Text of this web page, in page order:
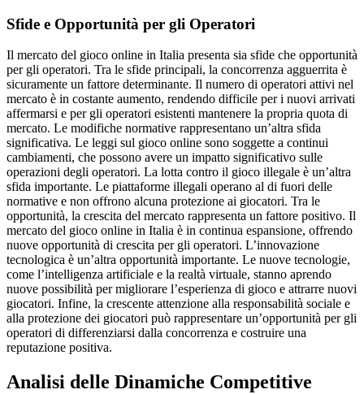
Sfide e Opportunità per gli Operatori
Il mercato del gioco online in Italia presenta sia sfide che opportunità
per gli operatori. Tra le sfide principali, la concorrenza agguerrita è
sicuramente un fattore determinante. Il numero di operatori attivi nel
mercato è in costante aumento, rendendo difficile per i nuovi arrivati
affermarsi e per gli operatori esistenti mantenere la propria quota di
mercato. Le modifiche normative rappresentano un’altra sfida
significativa. Le leggi sul gioco online sono soggette a continui
cambiamenti, che possono avere un impatto significativo sulle
operazioni degli operatori. La lotta contro il gioco illegale è un’altra
sfida importante. Le piattaforme illegali operano al di fuori delle
normative e non offrono alcuna protezione ai giocatori. Tra le
opportunità, la crescita del mercato rappresenta un fattore positivo. Il
mercato del gioco online in Italia è in continua espansione, offrendo
nuove opportunità di crescita per gli operatori. L’innovazione
tecnologica è un’altra opportunità importante. Le nuove tecnologie,
come l’intelligenza artificiale e la realtà virtuale, stanno aprendo
nuove possibilità per migliorare l’esperienza di gioco e attrarre nuovi
giocatori. Infine, la crescente attenzione alla responsabilità sociale e
alla protezione dei giocatori può rappresentare un’opportunità per gli
operatori di differenziarsi dalla concorrenza e costruire una
reputazione positiva.
Analisi delle Dinamiche Competitive